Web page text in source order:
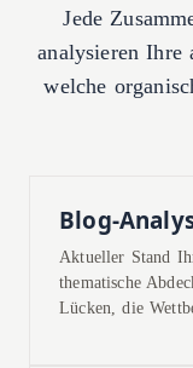
Jede
analysieren Ihre
welche
Blog-
Aktueller Stand
thematische
Lücken, die